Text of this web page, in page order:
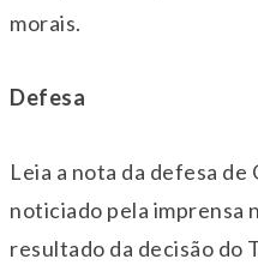
morais.
Defesa
Leia a nota da defesa de
noticiado pela imprensa
resultado da decisão do